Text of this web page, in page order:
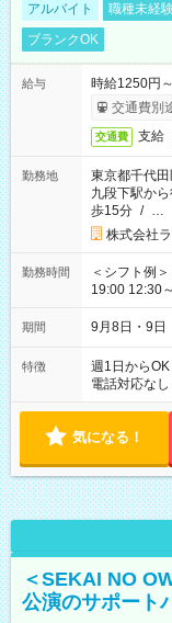
アルバイト 職種未経
ブランクOK
給与
時給1250円～
交通費別
交通費 支給
勤務地
東京都千代田
九段下駅か
歩15分 / …
株式会社
勤務時間
＜シフト例
19:00 12:30～22:00 上記の時間から好き
時間は変更
期間 9月8日・9日
特徴 週1日からOK
電話対応なし
気になる！
＜SEKAI NO
公演のサポート